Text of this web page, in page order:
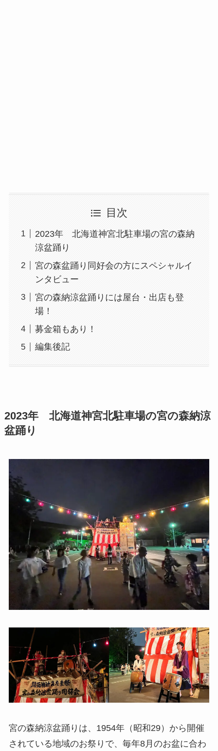
目次
2023年 北海道神宮北駐車場の宮の森納
涼盆踊り
宮の森盆踊り同好会の方にスペシャルイ
ンタビュー
宮の森納涼盆踊りには屋台・出店も登
場！
募金箱もあり！
編集後記
2023年 北海道神宮北駐車場の宮の森納涼
盆踊り
宮の森納涼盆踊りは、1954年（昭和29）から開催
されている地域のお祭りで、毎年8月のお盆に合わ